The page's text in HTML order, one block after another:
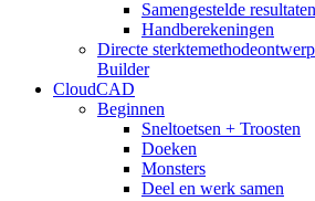
Samengestelde resultaten
Handberekeningen
Directe
Builder
CloudCAD
Beginnen
Sneltoetsen + Troosten
Doeken
Monsters
Deel en werk samen